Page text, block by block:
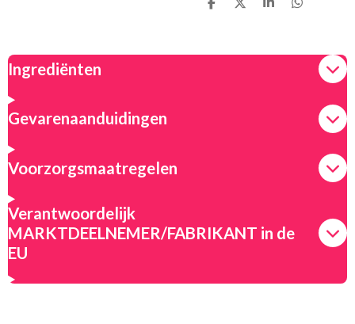
D
n
D
S
e
D
n
Ingrediënten
Gevarenaanduidingen
Voorzorgsmaatregelen
Verantwoordelijk
MARKTDEELNEMER/FABRIKANT in de
EU